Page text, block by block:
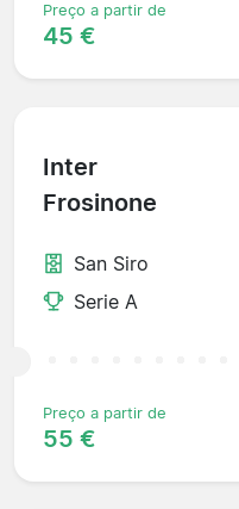
Preço a partir de
45 €
Inter
Frosinone
San Siro
Serie A
Preço a partir de
55 €